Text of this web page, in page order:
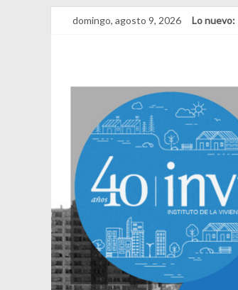
domingo, agosto 9, 2026 Lo nuevo: